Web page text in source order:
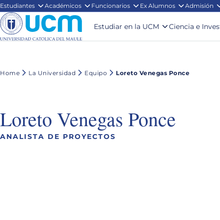
Estudiantes Académicos Funcionarios Ex Alumnos Admisión
Estudiar en la UCM Ciencia e
Home La Universidad Equipo Loreto Venegas Ponce
Loreto Venegas Ponce
ANALISTA DE PROYECTOS